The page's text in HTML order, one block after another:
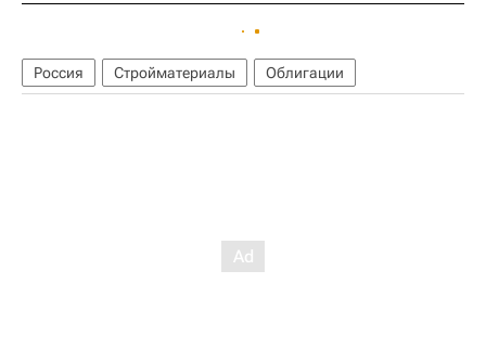
Россия Стройматериалы Облигации